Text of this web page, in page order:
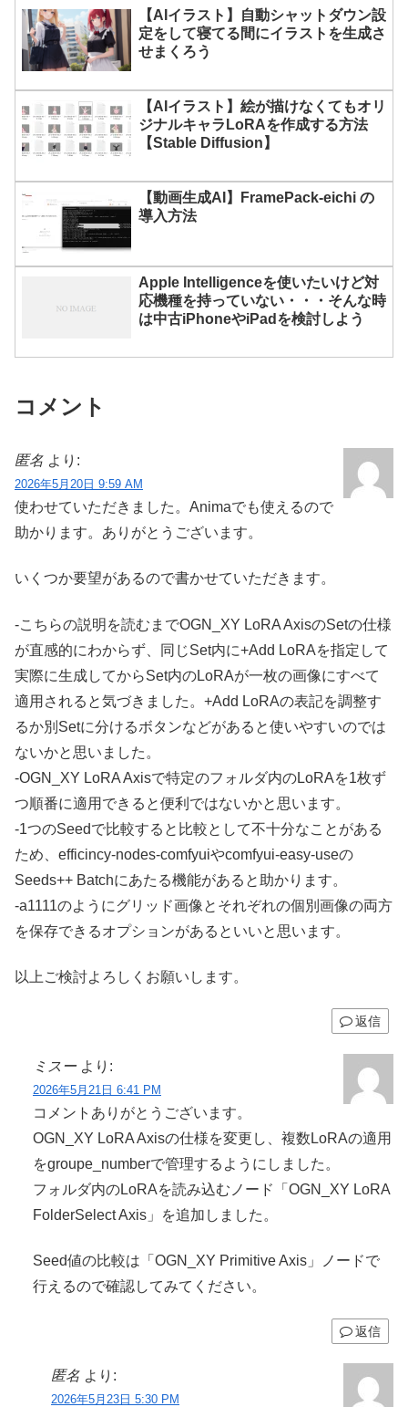
【AIイラスト】自動シャットダウン設
定をして寝てる間にイラストを生成さ
せまくろう
【AIイラスト】絵が描けなくてもオリ
ジナルキャラLoRAを作成する方法
【Stable Diffusion】
【動画生成AI】FramePack-eichi の
導入方法
Apple Intelligenceを使いたいけど対
応機種を持っていない・・・そんな時
は中古iPhoneやiPadを検討しよう
コメント
匿名 より:
2026年5月20日 9:59 AM
使わせていただきました。Animaでも使えるので
助かります。ありがとうございます。
いくつか要望があるので書かせていただきます。
-こちらの説明を読むまでOGN_XY LoRA AxisのSetの仕様
が直感的にわからず、同じSet内に+Add LoRAを指定して
実際に生成してからSet内のLoRAが一枚の画像にすべて
適用されると気づきました。+Add LoRAの表記を調整す
るか別Setに分けるボタンなどがあると使いやすいのでは
ないかと思いました。
-OGN_XY LoRA Axisで特定のフォルダ内のLoRAを1枚ず
つ順番に適用できると便利ではないかと思います。
-1つのSeedで比較すると比較として不十分なことがある
ため、efficincy-nodes-comfyuiやcomfyui-easy-useの
Seeds++ Batchにあたる機能があると助かります。
-a1111のようにグリッド画像とそれぞれの個別画像の両方
を保存できるオプションがあるといいと思います。
以上ご検討よろしくお願いします。
返信
ミスー より:
2026年5月21日 6:41 PM
コメントありがとうございます。
OGN_XY LoRA Axisの仕様を変更し、複数LoRAの適用
をgroupe_numberで管理するようにしました。
フォルダ内のLoRAを読み込むノード「OGN_XY LoRA
FolderSelect Axis」を追加しました。
Seed値の比較は「OGN_XY Primitive Axis」ノードで
行えるので確認してみてください。
返信
匿名 より:
2026年5月23日 5:30 PM